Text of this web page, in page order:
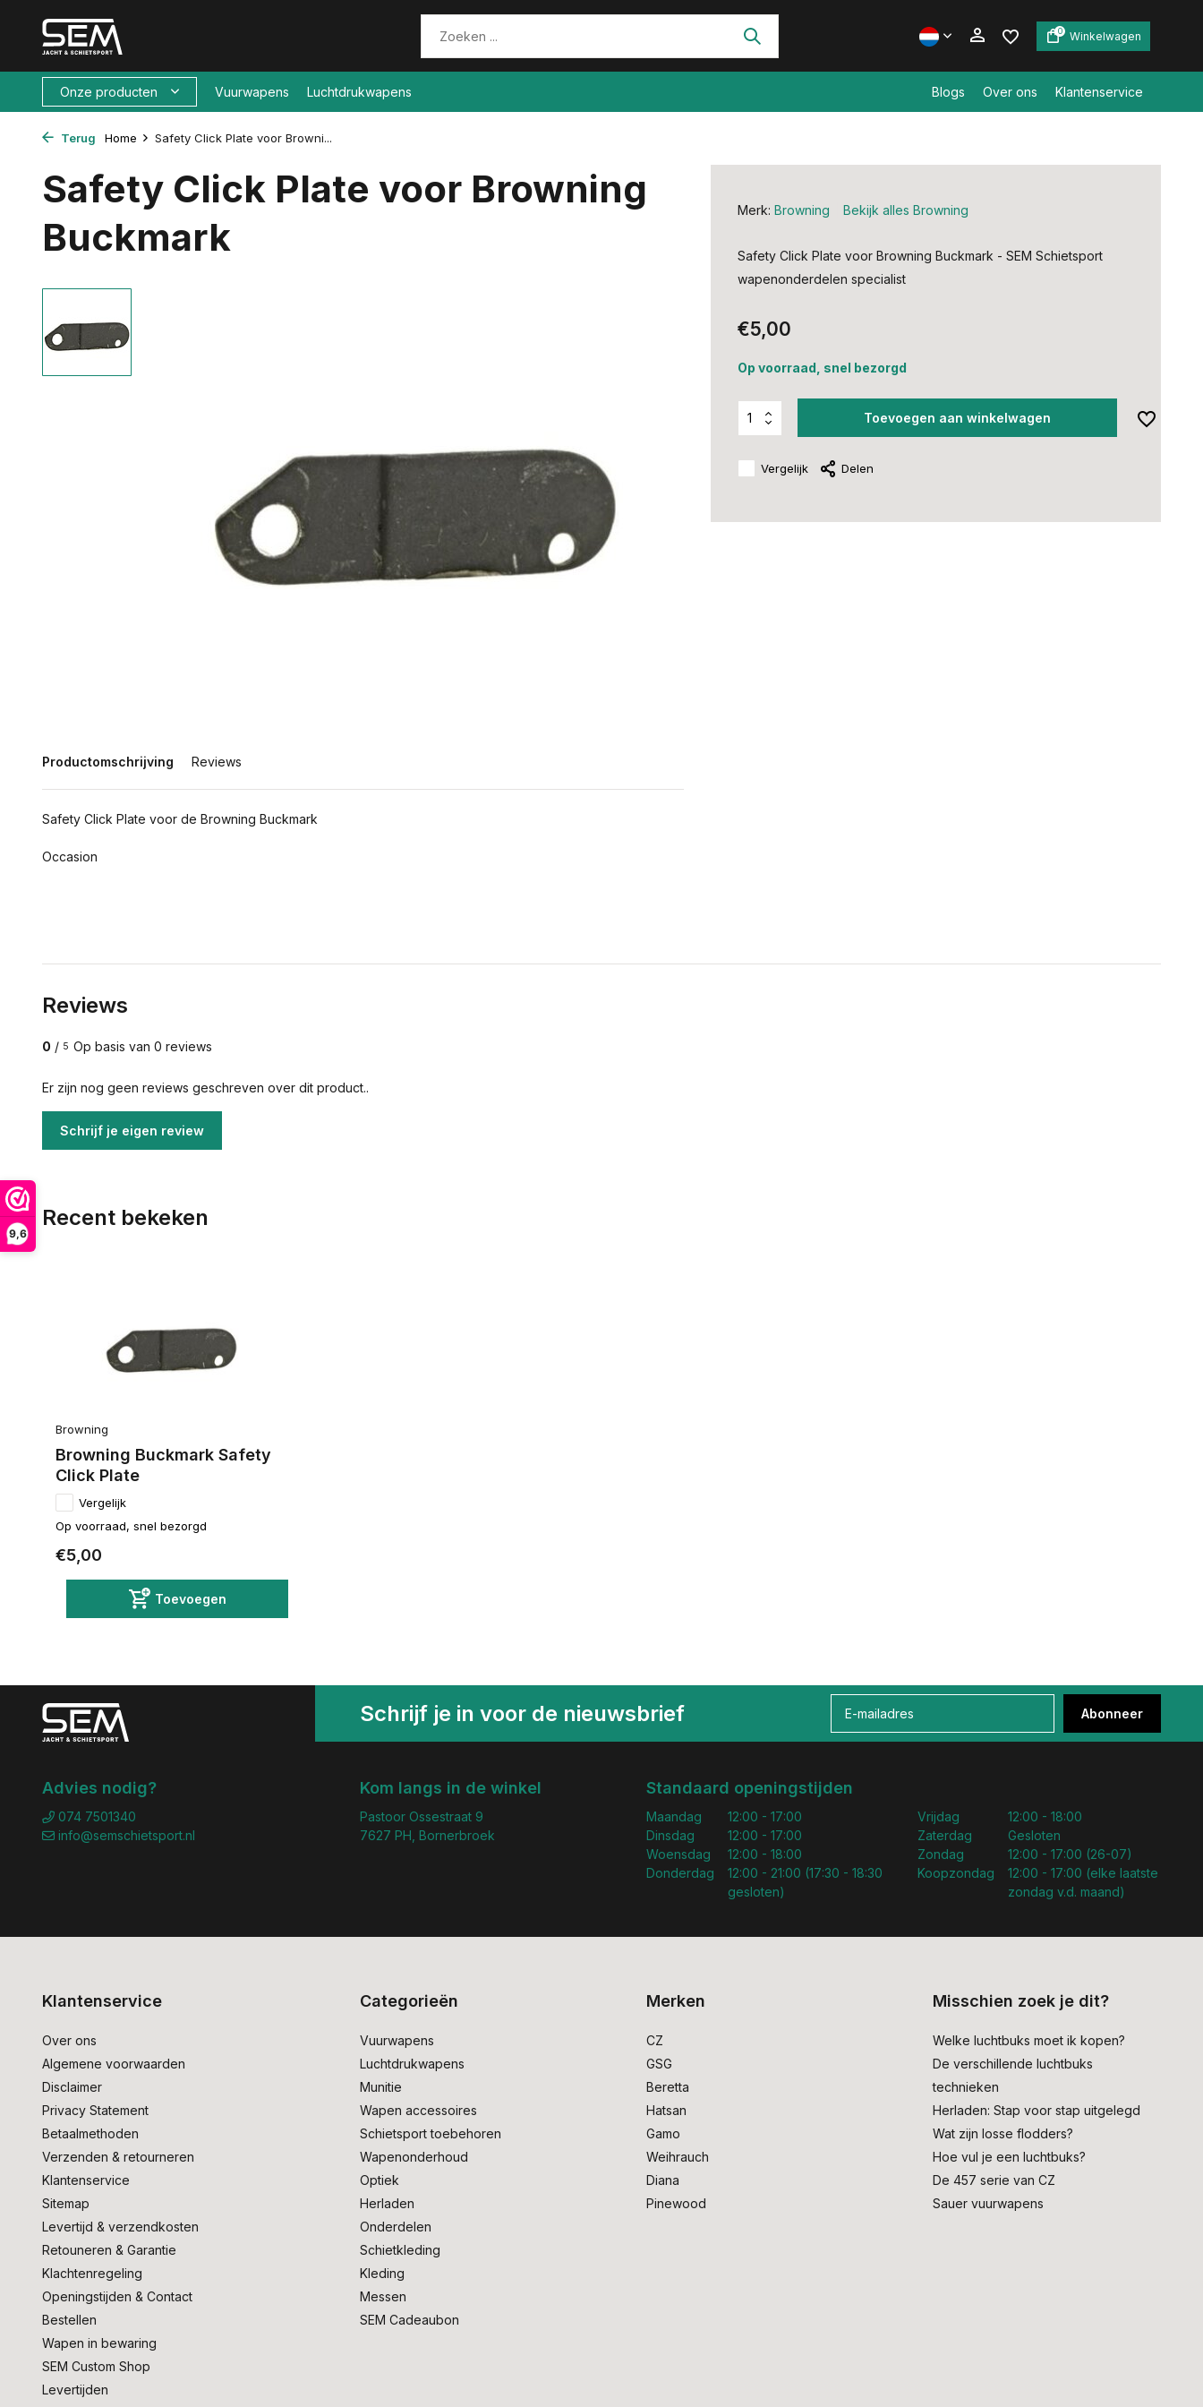
9,6
0 Winkelwagen
Onze producten Vuurwapens Luchtdrukwapens Blogs Over ons Klantenservice
Terug Home Safety Click Plate voor Browni...
Safety Click Plate voor Browning
Buckmark
Productomschrijving Reviews
Safety Click Plate voor de Browning Buckmark
Occasion
Merk: Browning Bekijk alles Browning
Safety Click Plate voor Browning Buckmark - SEM Schietsport
wapenonderdelen specialist
€5,00
Op voorraad, snel bezorgd
Toevoegen aan winkelwagen
Vergelijk Delen
Reviews
0 / 5 Op basis van 0 reviews
Er zijn nog geen reviews geschreven over dit product..
Schrijf je eigen review
Recent bekeken
Browning
Browning Buckmark Safety
Click Plate
Vergelijk
Op voorraad, snel bezorgd
€5,00
Toevoegen
Schrijf je in voor de nieuwsbrief Abonneer
Advies nodig?
074 7501340
info@semschietsport.nl
Kom langs in de winkel
Pastoor Ossestraat 9
7627 PH, Bornerbroek
Standaard openingstijden
Maandag
Dinsdag
Woensdag
Donderdag
12:00 - 17:00
12:00 - 17:00
12:00 - 18:00
12:00 - 21:00 (17:30 - 18:30
gesloten)
Vrijdag
Zaterdag
Zondag
Koopzondag
12:00 - 18:00
Gesloten
12:00 - 17:00 (26-07)
12:00 - 17:00 (elke laatste
zondag v.d. maand)
Klantenservice
Over ons
Algemene voorwaarden
Disclaimer
Privacy Statement
Betaalmethoden
Verzenden & retourneren
Klantenservice
Sitemap
Levertijd & verzendkosten
Retouneren & Garantie
Klachtenregeling
Openingstijden & Contact
Bestellen
Wapen in bewaring
SEM Custom Shop
Levertijden
Categorieën
Vuurwapens
Luchtdrukwapens
Munitie
Wapen accessoires
Schietsport toebehoren
Wapenonderhoud
Optiek
Herladen
Onderdelen
Schietkleding
Kleding
Messen
SEM Cadeaubon
Merken
CZ
GSG
Beretta
Hatsan
Gamo
Weihrauch
Diana
Pinewood
Misschien zoek je dit?
Welke luchtbuks moet ik kopen?
De verschillende luchtbuks
technieken
Herladen: Stap voor stap uitgelegd
Wat zijn losse flodders?
Hoe vul je een luchtbuks?
De 457 serie van CZ
Sauer vuurwapens